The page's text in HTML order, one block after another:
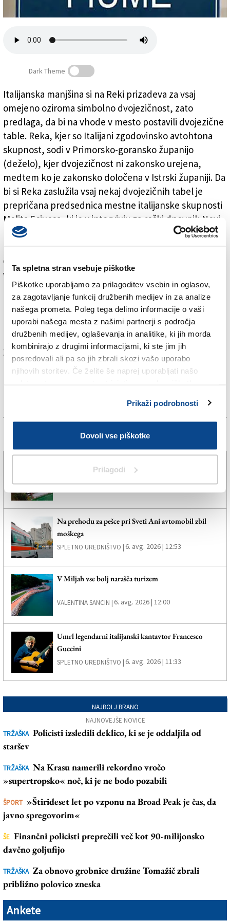
Ta spletna stran vsebuje piškotke
Piškotke uporabljamo za prilagoditev vsebin in oglasov,
za zagotavljanje funkcij družbenih medijev in za analize
našega prometa. Poleg tega delimo informacije o vaši
uporabi našega mesta z našimi partnerji s področja
družbenih medijev, oglaševanja in analitike, ki jih morda
kombinirajo z drugimi informacijami, ki ste jim jih
posredovali ali pa so jih zbrali skozi vašo uporabo
njihovih storitev. Če želite še naprej uporabljati našo
Prikaži podrobnosti
Dovoli vse piškotke
Prilagodi
Kdaj bo Reka tudi Fiume?
Dark Theme
Italijanska manjšina si na Reki prizadeva za vsaj
omejeno oziroma simbolno dvojezičnost, zato
predlaga, da bi na vhode v mesto postavili dvojezične
table. Reka, kjer so Italijani zgodovinsko avtohtona
skupnost, sodi v Primorsko-goransko županijo
(deželo), kjer dvojezičnost ni zakonsko urejena,
medtem ko je zakonsko določena v Istrski županiji. Da
bi si Reka zaslužila vsaj nekaj dvojezičnih tabel je
prepričana predsednica mestne italijanske skupnosti
Melita Sciucca, ki je v intervjuju za reški dnevnik Novi
list pozvala krajevne oblasti, naj vsaj simbolno
ožji okolici. Spletni komentarji na njena stališča so bili
v glavnem naklonjeni in pozitivni, oglasili pa so se tudi
nasprotniki vsakršnega priznanja pravic italijanski
manjšini.
Za branje in pisanje komentarjevje potrebna prijava
SPLETNO UREDNIŠTVO |6. avg. 2026 | 12:20
Na prehodu za pešce pri Sveti Ani avtomobil zbil
moškega
SPLETNO UREDNIŠTVO | 6. avg. 2026 | 12:53
V Miljah vse bolj narašča turizem
VALENTINA SANCIN | 6. avg. 2026 | 12:00
Umrl legendarni italijanski kantavtor Francesco
Guccini
SPLETNO UREDNIŠTVO | 6. avg. 2026 | 11:33
NAJBOLJ BRANO
NAJNOVEJŠE NOVICE
TRŽAŠKA Policisti izsledili deklico, ki se je oddaljila od
staršev
TRŽAŠKA Na Krasu namerili rekordno vročo
»supertropsko« noč, ki je ne bodo pozabili
ŠPORT »Štirideset let po vzponu na Broad Peak je čas, da
javno spregovorim«
ŠE Finančni policisti preprečili več kot 90-milijonsko
davčno goljufijo
TRŽAŠKA Za obnovo grobnice družine Tomažič zbrali
približno polovico zneska
Ankete